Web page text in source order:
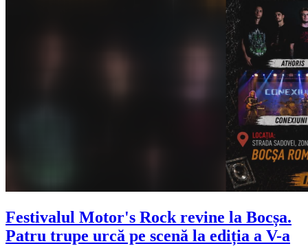
Festivalul Motor's Rock revine la Bocșa.
Patru trupe urcă pe scenă la ediția a V-a